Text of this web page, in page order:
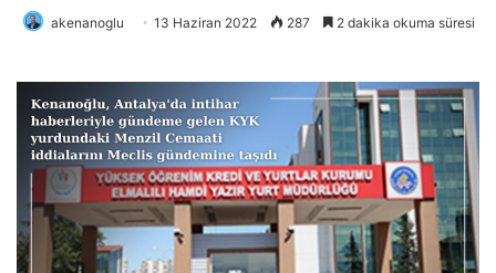
akenanoglu 13 Haziran 2022 287 2 dakika okuma süresi